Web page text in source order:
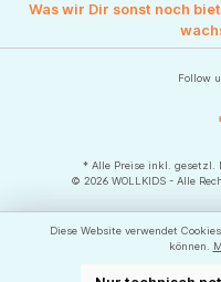
Was wir Dir sonst noch
Follow
* Alle Preise inkl. gesetzl.
© 2026 WOLLKIDS - Alle
Diese Website verwendet
können.